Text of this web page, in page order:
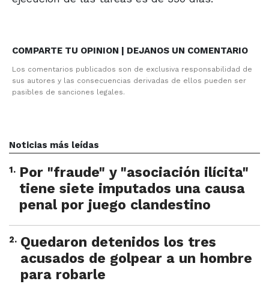
COMPARTE TU OPINION | DEJANOS UN COMENTARIO
Los comentarios publicados son de exclusiva responsabilidad de
sus autores y las consecuencias derivadas de ellos pueden ser
pasibles de sanciones legales.
Noticias más leídas
1. Por "fraude" y "asociación ilícita"
tiene siete imputados una causa
penal por juego clandestino
2. Quedaron detenidos los tres
acusados de golpear a un hombre
para robarle